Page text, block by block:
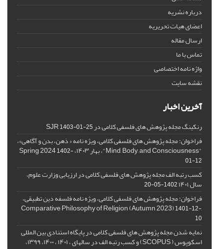
درباره نشریه
اعضای هیات تحریریه
ارسال مقاله
تماس با ما
واژه نامه اختصاصی
نقشه سایت
آخرین اخبار
رنکینگ مجله پژوهش های فلسفی کلامی در SJR1403-01-25
فراخوان: مجله پژوهش های فلسفی کلامی، ویژه نامه « ذهن، بدن و آگاهی»،
"Mind, Body, and Consciousness"، بهار ۱۴۰۳، Spring 2024
1402-
01-12
کسب رتبه الف مجله پژوهش های فلسفی کلامی در ارزیابی وزارت علوم،
سال ۱۴۰۱ 1402-05-20
فراخوان: مجله پژوهش های فلسفی کلامی، ویژه نامه فلسفه دین تطبیقی،
,Comparative Philosophy of Religion (Autumn 2023)
1401-12-
10
نمایه شدن مجله پژوهش های فلسفی کلامی در پایگاه استنادی بین المللی
اسکوپوس ( SCOPUS) و کسب رتبه الف در سالهای ، ۱۴۰۱ ، ۱۴۰۰، ۱۳۹۹،